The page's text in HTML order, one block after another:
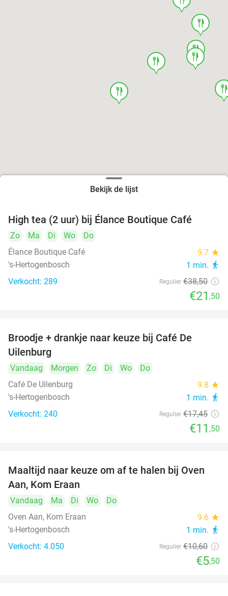
food
food
food
food
food
Bekijk de lijst
High tea (2 uur) bij Élance Boutique Café
Zo Ma Di Wo
Do
Élance Boutique Café
9.7 star
's-Hertogenbosch 1 min. directions_walk
Verkocht: 289 Regulier €38,50
€21 ,50
Broodje + drankje naar keuze bij Café De
Uilenburg
Vandaag Morgen Zo Di Wo
Do
Café De Uilenburg
9.8 star
's-Hertogenbosch 1 min. directions_walk
Verkocht: 240 Regulier €17,45
€11 ,50
48%
Maaltijd naar keuze om af te halen bij Oven
Aan, Kom Eraan
Vandaag Ma Di Wo
Do
Oven Aan, Kom Eraan
9.6 star
's-Hertogenbosch 1 min. directions_walk
Verkocht: 4.050 Regulier €10,60
€5,50